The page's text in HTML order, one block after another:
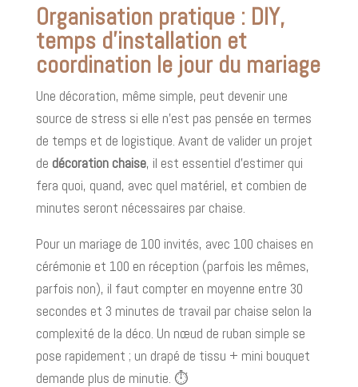
Organisation pratique : DIY,
temps d’installation et
coordination le jour du mariage
Une décoration, même simple, peut devenir une
source de stress si elle n’est pas pensée en termes
de temps et de logistique. Avant de valider un projet
de décoration chaise, il est essentiel d’estimer qui
fera quoi, quand, avec quel matériel, et combien de
minutes seront nécessaires par chaise.
Pour un mariage de 100 invités, avec 100 chaises en
cérémonie et 100 en réception (parfois les mêmes,
parfois non), il faut compter en moyenne entre 30
secondes et 3 minutes de travail par chaise selon la
complexité de la déco. Un nœud de ruban simple se
pose rapidement ; un drapé de tissu + mini bouquet
demande plus de minutie. ⏱️